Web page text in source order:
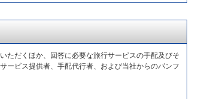
ただくほか、回答に必要な旅行サービスの手配及びそ
ービス提供者、手配代行者、および当社からのパンフ